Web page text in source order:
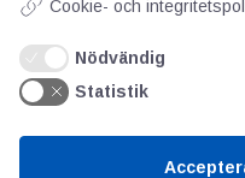
SIFU
Cookie- och
Nödvändig
Statistik